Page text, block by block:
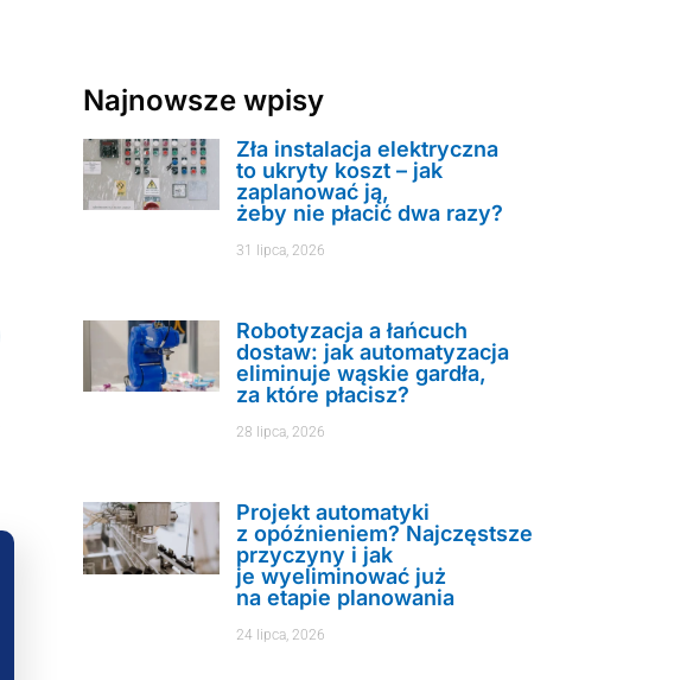
Najnowsze wpisy
Zła instalacja elektryczna
to ukryty koszt – jak
zaplanować ją,
żeby nie płacić dwa razy?
31 lipca, 2026
Robotyzacja a łańcuch
dostaw: jak automatyzacja
eliminuje wąskie gardła,
za które płacisz?
28 lipca, 2026
Projekt automatyki
z opóźnieniem? Najczęstsze
przyczyny i jak
je wyeliminować już
na etapie planowania
24 lipca, 2026